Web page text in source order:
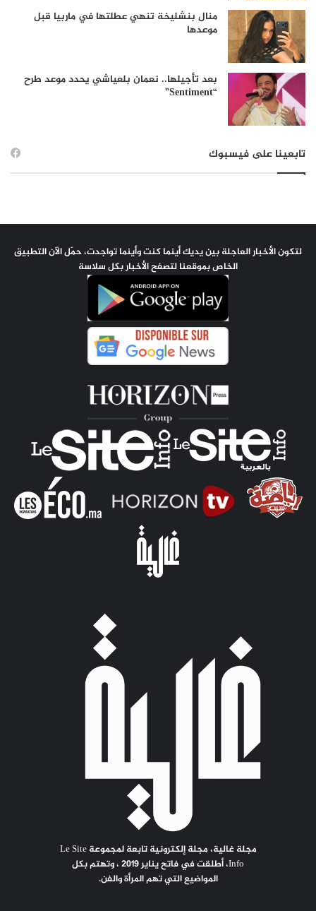
منال بنشليخة تنهي عطلتها في ماربيا قبل
موعدها
بعد تأجيلها.. نعمان بلعياشي يحدد موعد طرح
“Sentiment”
تابعينا على فيسبوك
لتكون الأخبار العاجلة بين يديك أينما كنت وأينما تواجدت، حمّل الآن التطبيق
الخاص بموقعنا لتصفح الأخبار بكل سلاسة
مجلة غالية، مجلة إلكترونية تابعة لمجموعة Le Site
Info، أطلقت في فاتح يناير 2019 ، وتهتم بكل
المواضيع التي تهم المرأة والفن.